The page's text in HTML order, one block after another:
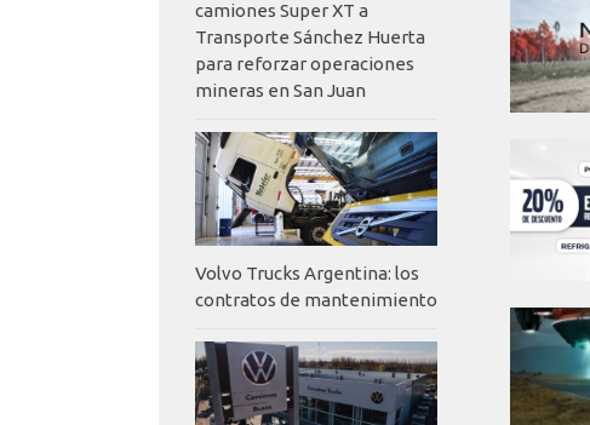
camiones Super XT a
Transporte Sánchez Huerta
para reforzar operaciones
mineras en San Juan
Volvo Trucks Argentina: los
contratos de mantenimiento